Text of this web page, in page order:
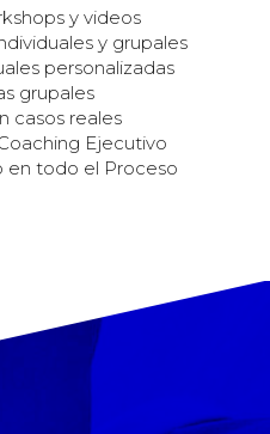
y videos
y grupales
personalizadas
grupales
casos reales
Ejecutivo
en todo el Proceso